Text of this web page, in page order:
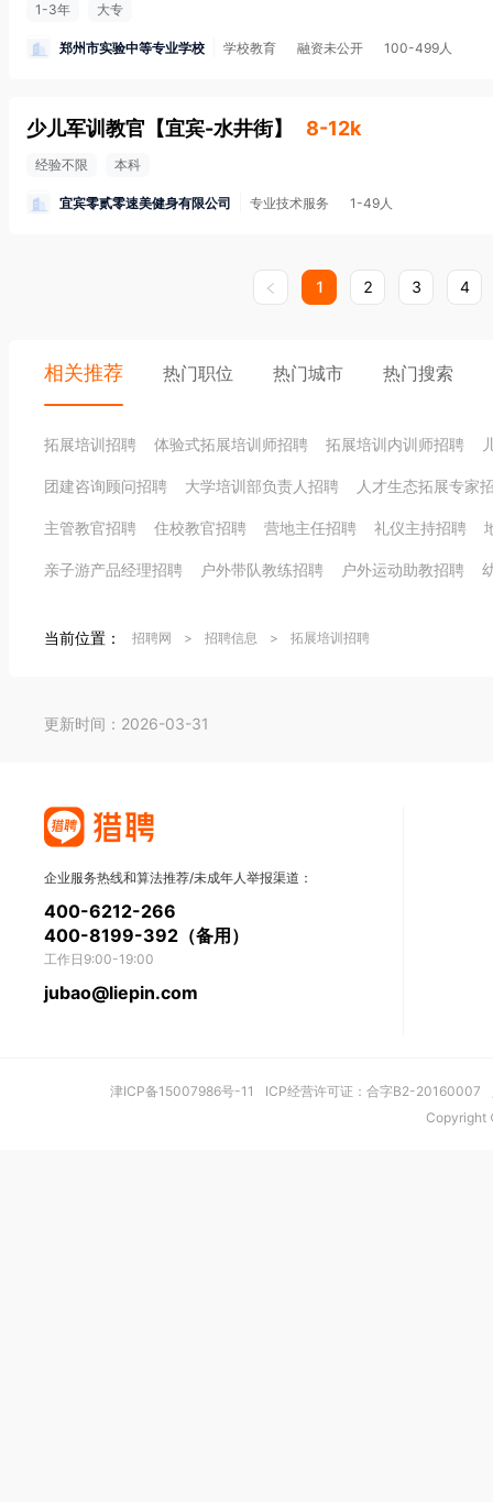
1-3年 大专
郑州市实验中等专业学校 学校教育 融资未公开 100-499人
少儿军训教官 【宜宾-水井街】 8-12k
经验不限 本科
宜宾零贰零速美健身有限公司 专业技术服务 1-49人
1 2 3 4
相关推荐 热门职位 热门城市 热门搜索
拓展培训招聘 体验式拓展培训师招聘 拓展培训内训师招聘
团建咨询顾问招聘 大学培训部负责人招聘 人才生态拓展专家
主管教官招聘 住校教官招聘 营地主任招聘 礼仪主持招聘
亲子游产品经理招聘 户外带队教练招聘 户外运动助教招聘
当前位置： 招聘网 > 招聘信息 > 拓展培训招聘
更新时间：2026-03-31